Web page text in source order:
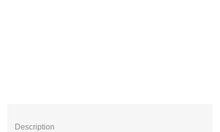
Description